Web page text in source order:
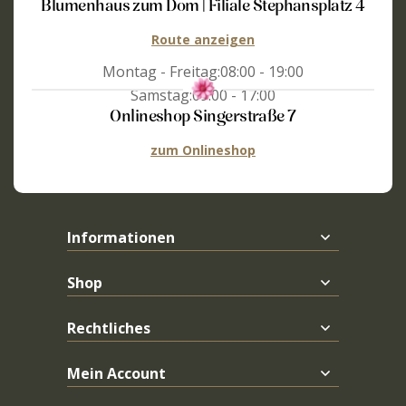
Blumenhaus zum Dom | Filiale Stephansplatz 4
Route anzeigen
Montag - Freitag:08:00 - 19:00
Samstag:09:00 - 17:00
Onlineshop Singerstraße 7
zum Onlineshop
Informationen
Shop
Rechtliches
Mein Account